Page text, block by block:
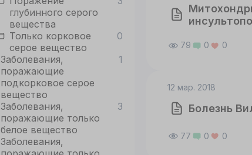
глубинного серого
вещества
Только корковое
серое вещество
0
Заболевания,
поражающие
подкорковое серое
вещество
1
Заболевания,
поражающие только
белое вещество
3
Заболевания,
79 0 0
12 мар. 2018
Болезнь
77 0 0
cookie
СОГЛАСИЕ ПОДРОБНОСТИ O COOKIE
Настроить Принять все